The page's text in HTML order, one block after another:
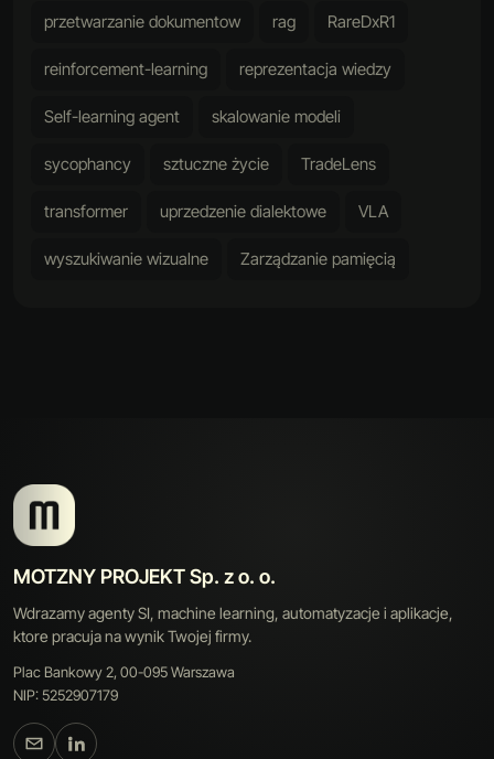
przetwarzanie dokumentow rag RareDxR1
reinforcement-learning reprezentacja wiedzy
Self-learning agent skalowanie modeli
sycophancy sztuczne życie TradeLens
transformer uprzedzenie dialektowe VLA
wyszukiwanie wizualne Zarządzanie pamięcią
MOTZNY PROJEKT Sp. z o. o.
Wdrazamy agenty SI, machine learning, automatyzacje i aplikacje,
ktore pracuja na wynik Twojej firmy.
Plac Bankowy 2, 00-095 Warszawa
NIP: 5252907179